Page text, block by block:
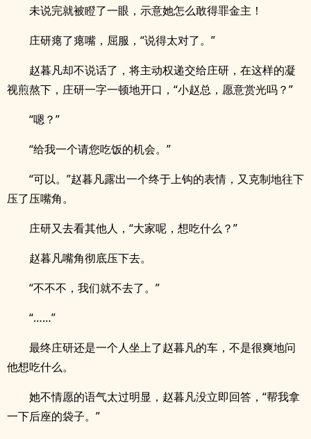
未说完就被瞪了一眼，示意她怎么敢得罪金主！
庄研瘪了瘪嘴，屈服，“说得太对了。”
赵暮凡却不说话了，将主动权递交给庄研，在这样的凝
视煎熬下，庄研一字一顿地开口，“小赵总，愿意赏光吗？”
“嗯？”
“给我一个请您吃饭的机会。”
“可以。”赵暮凡露出一个终于上钩的表情，又克制地往下
压了压嘴角。
庄研又去看其他人，“大家呢，想吃什么？”
赵暮凡嘴角彻底压下去。
“不不不，我们就不去了。”
“……”
最终庄研还是一个人坐上了赵暮凡的车，不是很爽地问
他想吃什么。
她不情愿的语气太过明显，赵暮凡没立即回答，“帮我拿
一下后座的袋子。”